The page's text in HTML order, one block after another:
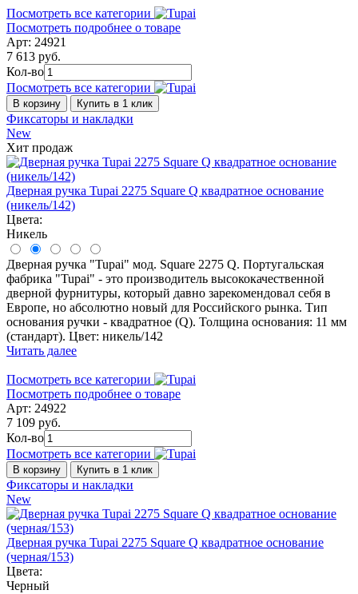
Посмотреть все категории
Посмотреть подробнее о товаре
Арт: 24921
7 613 руб.
Кол-во
Посмотреть все категории
В корзину Купить в 1 клик
Фиксаторы и накладки
New
Хит продаж
Дверная ручка Tupai 2275 Square Q квадратное основание
(никель/142)
Цвета:
Никель
Дверная ручка "Tupai" мод. Square 2275 Q. Португальская
фабрика "Tupai" - это производитель высококачественной
дверной фурнитуры, который давно зарекомендовал себя в
Европе, но абсолютно новый для Российского рынка. Тип
основания ручки - квадратное (Q). Толщина основания: 11 мм
(стандарт). Цвет: никель/142
Читать далее
Посмотреть все категории
Посмотреть подробнее о товаре
Арт: 24922
7 109 руб.
Кол-во
Посмотреть все категории
В корзину Купить в 1 клик
Фиксаторы и накладки
New
Дверная ручка Tupai 2275 Square Q квадратное основание
(черная/153)
Цвета:
Черный